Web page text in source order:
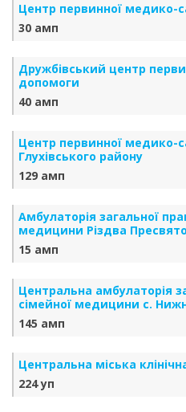
Центр первинної медико-
30 амп
Дружбівський центр
допомоги
40 амп
Центр первинної медико-
Глухівського району
129 амп
Амбулаторія загальної
медицини Різдва
15 амп
Центральна амбулаторія
сімейної медицини с.
145 амп
Центральна міська
224 уп